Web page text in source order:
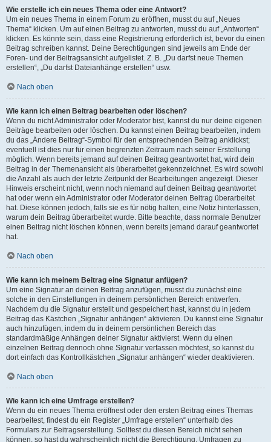
Wie erstelle ich ein neues Thema oder eine Antwort?
Um ein neues Thema in einem Forum zu eröffnen, musst du auf „Neues
Thema“ klicken. Um auf einen Beitrag zu antworten, musst du auf „Antworten“
klicken. Es könnte sein, dass eine Registrierung erforderlich ist, bevor du einen
Beitrag schreiben kannst. Deine Berechtigungen sind jeweils am Ende der
Foren- und der Beitragsansicht aufgelistet. Z. B. „Du darfst neue Themen
erstellen“, „Du darfst Dateianhänge erstellen“ usw.
Nach oben
Wie kann ich einen Beitrag bearbeiten oder löschen?
Wenn du nicht Administrator oder Moderator bist, kannst du nur deine eigenen
Beiträge bearbeiten oder löschen. Du kannst einen Beitrag bearbeiten, indem
du das „Ändere Beitrag“-Symbol für den entsprechenden Beitrag anklickst;
eventuell ist dies nur für einen begrenzten Zeitraum nach seiner Erstellung
möglich. Wenn bereits jemand auf deinen Beitrag geantwortet hat, wird dein
Beitrag in der Themenansicht als überarbeitet gekennzeichnet. Es wird sowohl
die Anzahl als auch der letzte Zeitpunkt der Bearbeitungen angezeigt. Dieser
Hinweis erscheint nicht, wenn noch niemand auf deinen Beitrag geantwortet
hat oder wenn ein Administrator oder Moderator deinen Beitrag überarbeitet
hat. Diese können jedoch, falls sie es für nötig halten, eine Notiz hinterlassen,
warum dein Beitrag überarbeitet wurde. Bitte beachte, dass normale Benutzer
einen Beitrag nicht löschen können, wenn bereits jemand darauf geantwortet
hat.
Nach oben
Wie kann ich meinem Beitrag eine Signatur anfügen?
Um eine Signatur an deinen Beitrag anzufügen, musst du zunächst eine
solche in den Einstellungen in deinem persönlichen Bereich entwerfen.
Nachdem du die Signatur erstellt und gespeichert hast, kannst du in jedem
Beitrag das Kästchen „Signatur anhängen“ aktivieren. Du kannst eine Signatur
auch hinzufügen, indem du in deinem persönlichen Bereich das
standardmäßige Anhängen deiner Signatur aktivierst. Wenn du einen
einzelnen Beitrag dennoch ohne Signatur verfassen möchtest, so kannst du
dort einfach das Kontrollkästchen „Signatur anhängen“ wieder deaktivieren.
Nach oben
Wie kann ich eine Umfrage erstellen?
Wenn du ein neues Thema eröffnest oder den ersten Beitrag eines Themas
bearbeitest, findest du ein Register „Umfrage erstellen“ unterhalb des
Formulars zur Beitragserstellung. Solltest du diesen Bereich nicht sehen
können, so hast du wahrscheinlich nicht die Berechtigung, Umfragen zu